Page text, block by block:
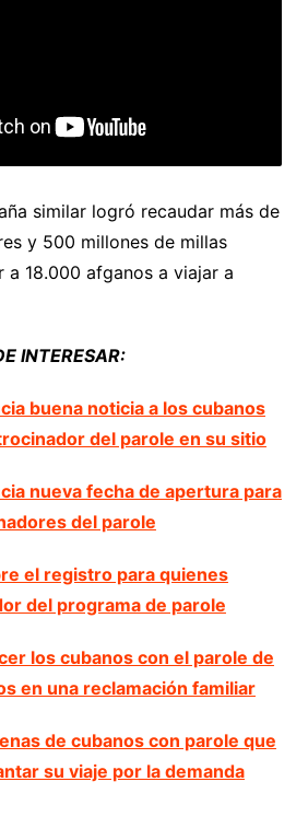
similar logró recaudar más de
y 500 millones de millas
a 18.000 afganos a viajar a
INTERESAR:
buena noticia a los cubanos
del parole en su sitio
nueva fecha de apertura para
del parole
el registro para quienes
del programa de parole
los cubanos con el parole de
en una reclamación familiar
de cubanos con parole que
su viaje por la demanda